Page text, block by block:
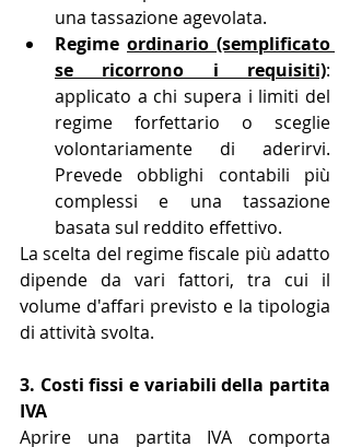
una tassazione agevolata.
Regime ordinario (semplificato
se ricorrono i requisiti):
applicato a chi supera i limiti del
regime forfettario o sceglie
volontariamente di aderirvi.
Prevede obblighi contabili più
complessi e una tassazione
basata sul reddito effettivo.
La scelta del regime fiscale più adatto
dipende da vari fattori, tra cui il
volume d'affari previsto e la tipologia
di attività svolta.
3. Costi fissi e variabili della partita
IVA
Aprire una partita IVA comporta